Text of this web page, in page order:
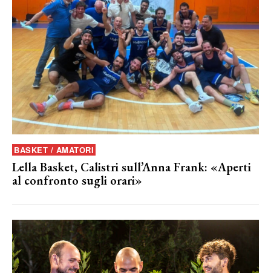
BASKET / AMATORI
Lella Basket, Calistri sull’Anna Frank: «Aperti
al confronto sugli orari»